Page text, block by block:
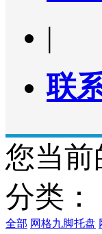
|
联
您当前
分类：
全部 网格九脚托盘